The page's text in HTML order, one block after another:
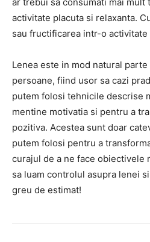
activitate placuta si relaxanta.
sau fructificarea intr-o activitate
Lenea este in mod natural
persoane, fiind usor sa cazi
putem folosi tehnicile descrise
mentine motivatia si pentru a
pozitiva. Acestea sunt doar
putem folosi pentru a
curajul de a ne face obiectivele
sa luam controlul asupra lenei
greu de estimat!